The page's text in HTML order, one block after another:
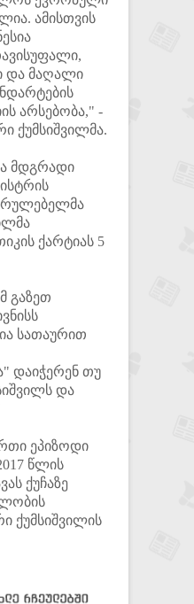
ამისთვის
და მაღალი
არსებობა," -
ქუმსიშვილმა.
მდგრადი
ქარტიას 5
გაზეთ
სათაურით
დაიჭერენ თუ
და
ეპიზოდი
წლის
ქუჩაზე
ქუმსიშვილის